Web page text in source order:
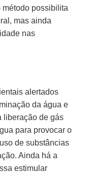
método possibilita
mas ainda
nas
alertados
da água e
liberação de gás
para provocar o
de substâncias
Ainda há a
estimular